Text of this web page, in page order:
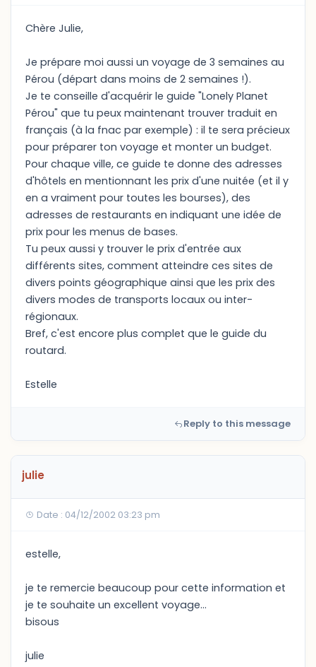
Chère Julie,
Je prépare moi aussi un voyage de 3 semaines au
Pérou (départ dans moins de 2 semaines !).
Je te conseille d'acquérir le guide "Lonely Planet
Pérou" que tu peux maintenant trouver traduit en
français (à la fnac par exemple) : il te sera précieux
pour préparer ton voyage et monter un budget.
Pour chaque ville, ce guide te donne des adresses
d'hôtels en mentionnant les prix d'une nuitée (et il y
en a vraiment pour toutes les bourses), des
adresses de restaurants en indiquant une idée de
prix pour les menus de bases.
Tu peux aussi y trouver le prix d'entrée aux
différents sites, comment atteindre ces sites de
divers points géographique ainsi que les prix des
divers modes de transports locaux ou inter-
régionaux.
Bref, c'est encore plus complet que le guide du
routard.
Estelle
Reply to this message
julie
Date : 04/12/2002 03:23 pm
estelle,
je te remercie beaucoup pour cette information et
je te souhaite un excellent voyage...
bisous
julie